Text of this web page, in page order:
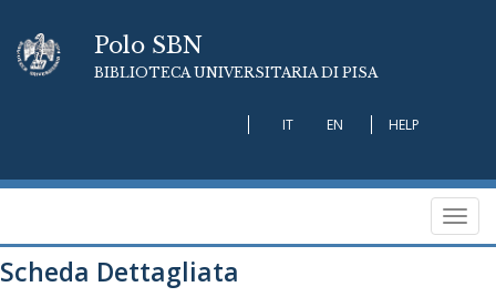
Polo SBN
BIBLIOTECA UNIVERSITARIA DI PISA
IT EN HELP
Scheda Dettagliata